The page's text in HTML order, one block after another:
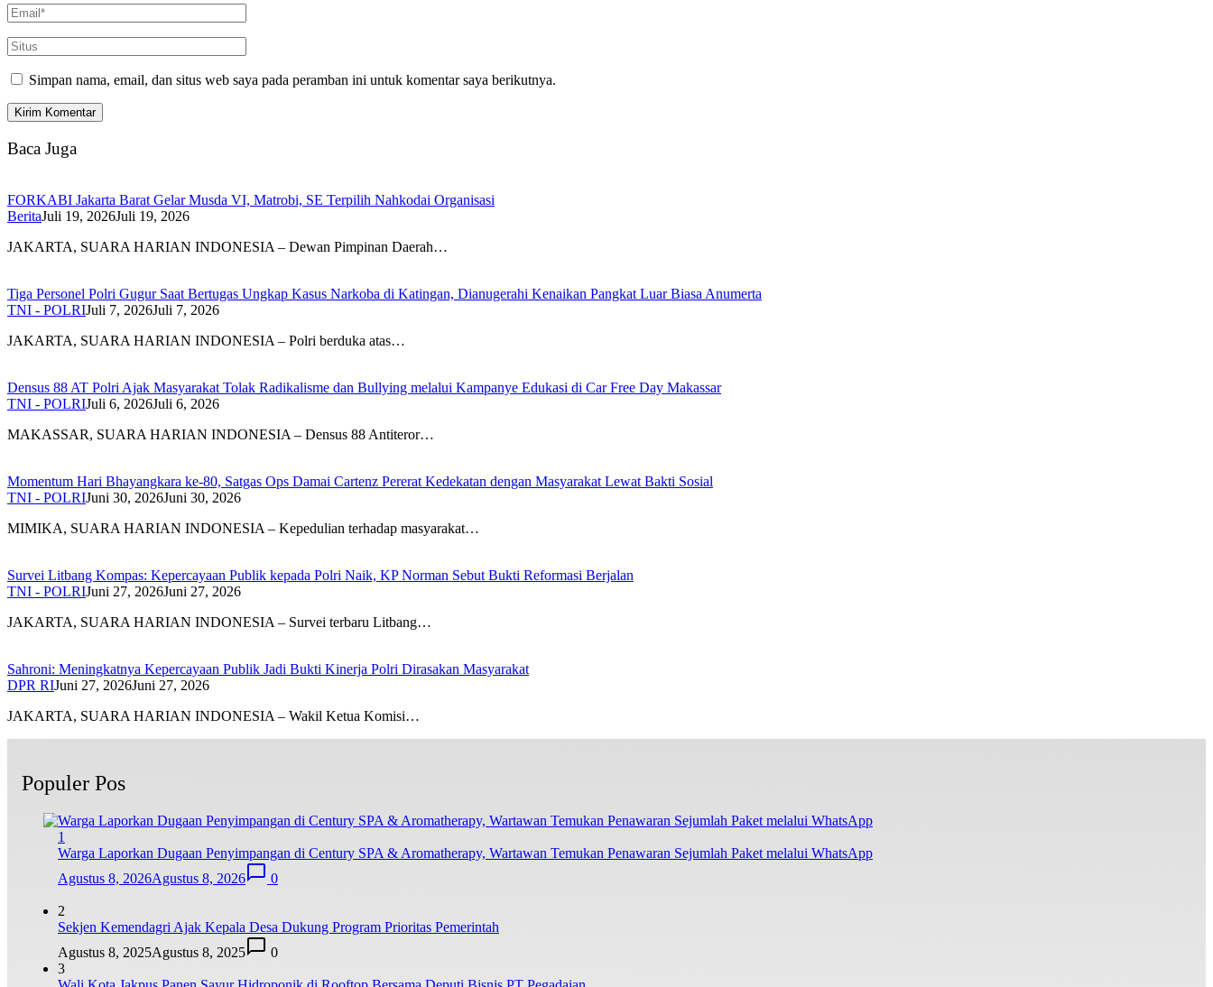
Simpan nama, email, dan situs web saya pada peramban ini untuk komentar saya berikutnya.
Baca Juga
FORKABI Jakarta Barat Gelar Musda VI, Matrobi, SE Terpilih Nahkodai Organisasi
BeritaJuli 19, 2026Juli 19, 2026
JAKARTA, SUARA HARIAN INDONESIA – Dewan Pimpinan Daerah…
Tiga Personel Polri Gugur Saat Bertugas Ungkap Kasus Narkoba di Katingan, Dianugerahi Kenaikan Pangkat Luar Biasa Anumerta
TNI - POLRIJuli 7, 2026Juli 7, 2026
JAKARTA, SUARA HARIAN INDONESIA – Polri berduka atas…
Densus 88 AT Polri Ajak Masyarakat Tolak Radikalisme dan Bullying melalui Kampanye Edukasi di Car Free Day Makassar
TNI - POLRIJuli 6, 2026Juli 6, 2026
MAKASSAR, SUARA HARIAN INDONESIA – Densus 88 Antiteror…
Momentum Hari Bhayangkara ke-80, Satgas Ops Damai Cartenz Pererat Kedekatan dengan Masyarakat Lewat Bakti Sosial
TNI - POLRIJuni 30, 2026Juni 30, 2026
MIMIKA, SUARA HARIAN INDONESIA – Kepedulian terhadap masyarakat…
Survei Litbang Kompas: Kepercayaan Publik kepada Polri Naik, KP Norman Sebut Bukti Reformasi Berjalan
TNI - POLRIJuni 27, 2026Juni 27, 2026
JAKARTA, SUARA HARIAN INDONESIA – Survei terbaru Litbang…
Sahroni: Meningkatnya Kepercayaan Publik Jadi Bukti Kinerja Polri Dirasakan Masyarakat
DPR RIJuni 27, 2026Juni 27, 2026
JAKARTA, SUARA HARIAN INDONESIA – Wakil Ketua Komisi…
Populer Pos
1
Warga Laporkan Dugaan Penyimpangan di Century SPA & Aromatherapy, Wartawan Temukan Penawaran Sejumlah Paket melalui WhatsApp
Agustus 8, 2026Agustus 8, 2026 0
2
Sekjen Kemendagri Ajak Kepala Desa Dukung Program Prioritas Pemerintah
Agustus 8, 2025Agustus 8, 2025
0
3